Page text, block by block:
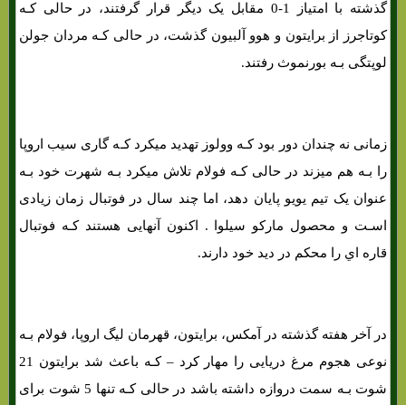
گذشته با امتیاز 1-0 مقابل یک دیگر قرار گرفتند، در حالی کـه
کوتاجرز از برایتون و هوو آلبیون گذشت، در حالی کـه مردان جولن
لوپتگی بـه بورنموث رفتند.
زمانی نه چندان دور بود کـه وولوز تهدید میکرد کـه گاری سیب اروپا
را بـه هم میزند در حالی کـه فولام تلاش میکرد بـه شهرت خود بـه
عنوان یک تیم یویو پایان دهد، اما چند سال در فوتبال زمان زیادی
اسـت و محصول مارکو سیلوا . اکنون آنهایی هستند کـه فوتبال
قاره اي را محکم در دید خود دارند.
در آخر هفته گذشته در آمکس، برایتون، قهرمان لیگ اروپا، فولام بـه
نوعی هجوم مرغ دریایی را مهار کرد – کـه باعث شد برایتون 21
شوت بـه سمت دروازه داشته باشد در حالی کـه تنها 5 شوت برای